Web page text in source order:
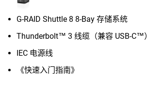
G-RAID Shuttle 8 8-Bay 存储系统
Thunderbolt™ 3 线缆（兼容 USB-C™）
IEC 电源线
《快速入门指南》